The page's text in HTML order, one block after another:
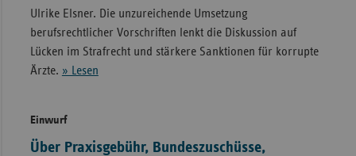
Ulrike Elsner. Die unzureichende Umsetzung
berufsrechtlicher Vorschriften lenkt die Diskussion auf
Lücken im Strafrecht und stärkere Sanktionen für korrupte
Ärzte. » Lesen
Einwurf
Über Praxisgebühr, Bundeszuschüsse,